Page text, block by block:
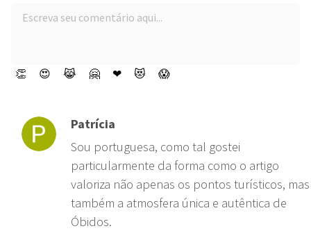
👏 😍 😹 🤗 ❤ 😻 😱
Patrícia
Sou portuguesa, como tal gostei
particularmente da forma como o artigo
valoriza não apenas os pontos turísticos, mas
também a atmosfera única e autêntica de
Óbidos.